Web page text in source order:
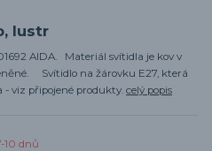
lustr
AIDA. Materiál svítidla je kov v
Svítidlo na žárovku E27, která
- viz připojené produkty. celý popis
10 dnů